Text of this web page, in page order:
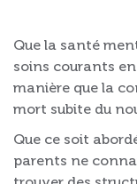
Que la santé
soins courants
manière que la
mort subite du
Que ce soit
parents ne